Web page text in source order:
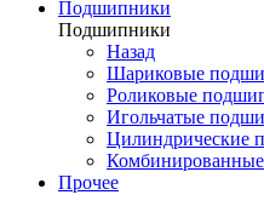
Подшипники
Подшипники
Назад
Шариковые
Роликовые
Игольчатые
Цилиндрические
Прочее